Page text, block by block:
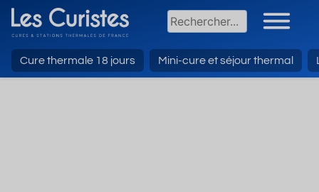
Cure thermale 18 jours Mini-cure et séjour thermal